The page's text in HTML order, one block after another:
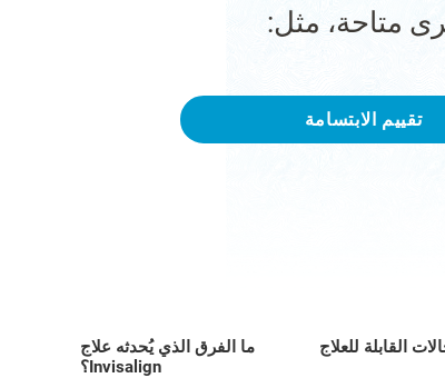
متاحة، مثل:
تقييم الابتسامة
ما الفرق الذي يُحدثه علاج
Invisalign؟
القابلة للعلاج